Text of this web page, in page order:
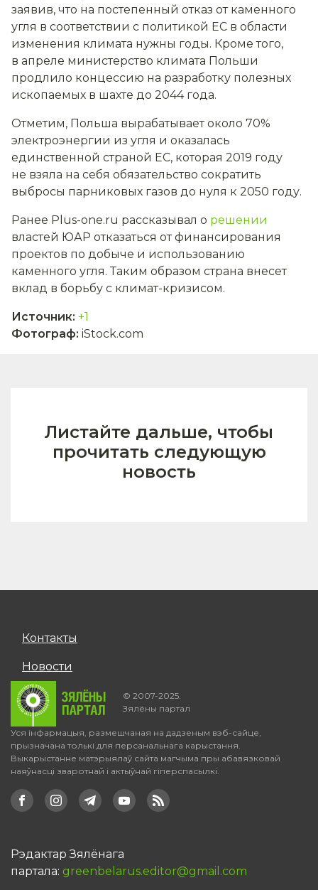
заявив, что на постепенный отказ от каменного
угля в соответствии с политикой ЕС в области
изменения климата нужны годы. Кроме того,
в апреле министерство климата Польши
продлило концессию на разработку полезных
ископаемых в шахте до 2044 года.
Отметим, Польша вырабатывает около 70%
электроэнергии из угля и оказалась
единственной страной ЕС, которая 2019 году
не взяла на себя обязательство сократить
выбросы парниковых газов до нуля к 2050 году.
Ранее Plus-one.ru рассказывал о решении
властей ЮАР отказаться от финансирования
проектов по добыче и использованию
каменного угля. Таким образом страна внесет
вклад в борьбу с климат-кризисом.
Источник: +1
Фотограф: iStock.com
Листайте дальше, чтобы
прочитать следующую
новость
Контакты
Новости
© 2007-2025.
Зялёны партал
Уся інфармацыя, размешчаная на дадзеным вэб-сайце,
прызначана толькі для персанальнага карыстання.
Выкарыстанне матэрыялаў сайта магчыма пры абавязковай
наяўнасці зваротнай і актыўнай гіперспасылкі.
Рэдактар Зялёнага
партала: greenbelarus.editor@gmail.com